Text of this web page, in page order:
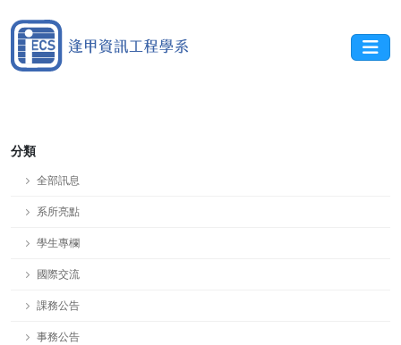
分類
全部訊息
系所亮點
學生專欄
國際交流
課務公告
事務公告